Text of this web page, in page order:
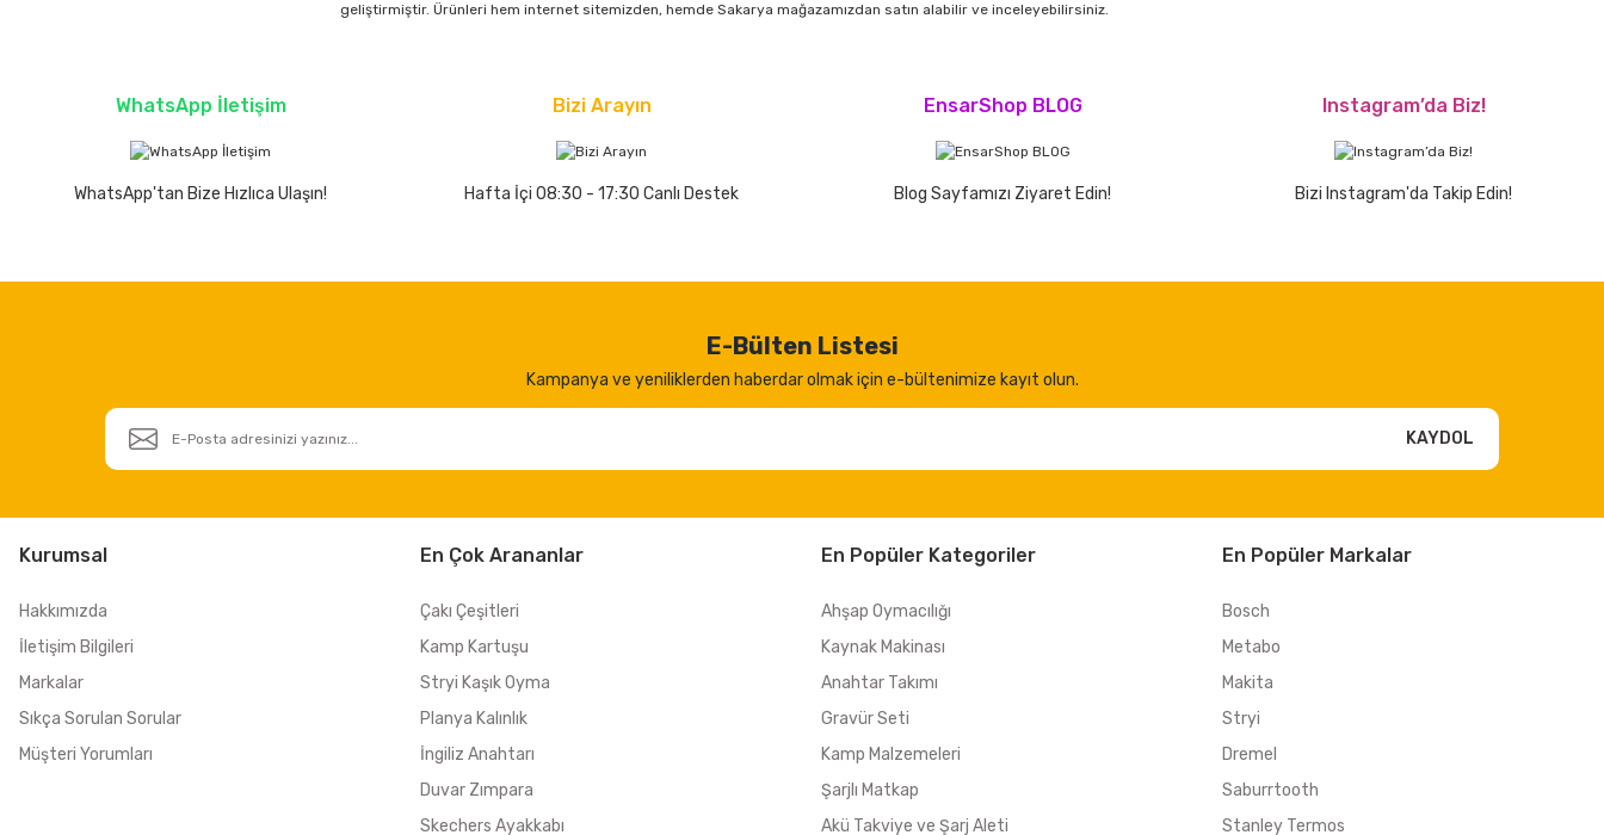
geliştirmiştir. Ürünleri hem internet sitemizden, hemde Sakarya mağazamızdan satın alabilir ve inceleyebilirsiniz.
WhatsApp İletişim
WhatsApp'tan Bize Hızlıca Ulaşın!
Bizi Arayın
Hafta İçi 08:30 - 17:30 Canlı Destek
EnsarShop BLOG
Blog Sayfamızı Ziyaret Edin!
Instagram’da Biz!
Bizi Instagram'da Takip Edin!
E-Bülten Listesi
Kampanya ve yeniliklerden haberdar olmak için e-bültenimize kayıt olun.
KAYDOL
Kurumsal
Hakkımızda
İletişim Bilgileri
Markalar
Sıkça Sorulan Sorular
Müşteri Yorumları
En Çok Arananlar
Çakı Çeşitleri
Kamp Kartuşu
Stryi Kaşık Oyma
Planya Kalınlık
İngiliz Anahtarı
Duvar Zımpara
Skechers Ayakkabı
En Popüler Kategoriler
Ahşap Oymacılığı
Kaynak Makinası
Anahtar Takımı
Gravür Seti
Kamp Malzemeleri
Şarjlı Matkap
Akü Takviye ve Şarj Aleti
En Popüler Markalar
Bosch
Metabo
Makita
Stryi
Dremel
Saburrtooth
Stanley Termos